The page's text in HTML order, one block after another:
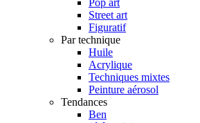
Street art
Figuratif
Par technique
Huile
Acrylique
Techniques mixtes
Peinture aérosol
Tendances
Ben